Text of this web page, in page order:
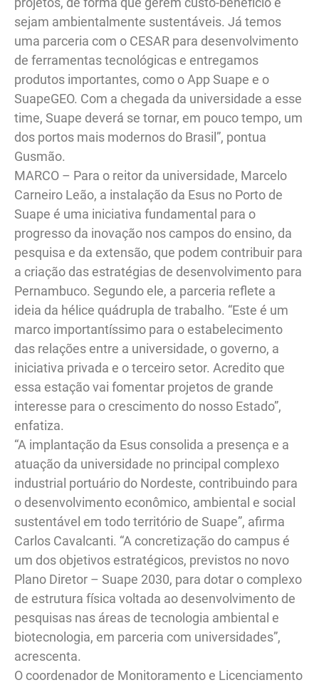
sejam ambientalmente sustentáveis. Já temos
uma parceria com o CESAR para desenvolvimento
de ferramentas tecnológicas e entregamos
produtos importantes, como o App Suape e o
SuapeGEO. Com a chegada da universidade a esse
time, Suape deverá se tornar, em pouco tempo, um
dos portos mais modernos do Brasil”, pontua
Gusmão.
MARCO – Para o reitor da universidade, Marcelo
Carneiro Leão, a instalação da Esus no Porto de
Suape é uma iniciativa fundamental para o
progresso da inovação nos campos do ensino, da
pesquisa e da extensão, que podem contribuir para
a criação das estratégias de desenvolvimento para
Pernambuco. Segundo ele, a parceria reflete a
ideia da hélice quádrupla de trabalho. “Este é um
marco importantíssimo para o estabelecimento
das relações entre a universidade, o governo, a
iniciativa privada e o terceiro setor. Acredito que
essa estação vai fomentar projetos de grande
interesse para o crescimento do nosso Estado”,
enfatiza.
“A implantação da Esus consolida a presença e a
atuação da universidade no principal complexo
industrial portuário do Nordeste, contribuindo para
o desenvolvimento econômico, ambiental e social
sustentável em todo território de Suape”, afirma
Carlos Cavalcanti. “A concretização do campus é
um dos objetivos estratégicos, previstos no novo
Plano Diretor – Suape 2030, para dotar o complexo
de estrutura física voltada ao desenvolvimento de
pesquisas nas áreas de tecnologia ambiental e
biotecnologia, em parceria com universidades”,
acrescenta.
O coordenador de Monitoramento e Licenciamento